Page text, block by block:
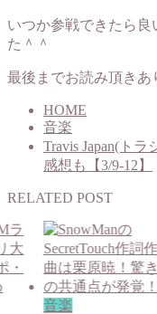
いつか参戦できたら
た＾＾
最後までお読み頂きあ
HOME
音楽
Travis Japan(ト
感想も【3/9-12】
RELATED POST
音楽